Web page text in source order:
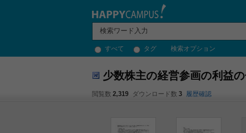
すべて タグ 検索オプション
少数株主の経営参画の利益
閲覧数 2,319 ダウンロード数 3 履歴確認